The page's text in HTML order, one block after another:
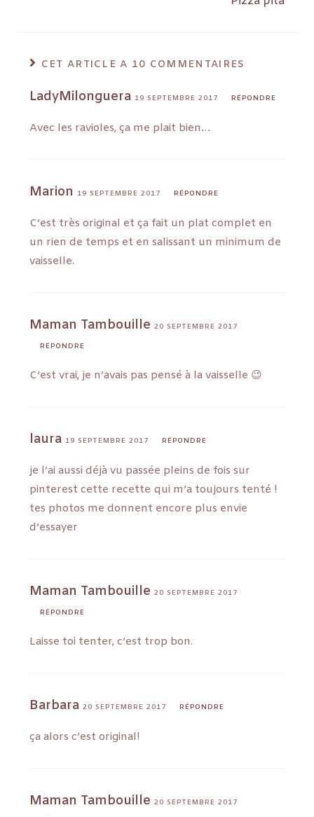
CET ARTICLE A 10 COMMENTAIRES
LadyMilonguera 19 SEPTEMBRE 2017 RÉPONDRE
Avec les ravioles, ça me plait bien…
Marion 19 SEPTEMBRE 2017 RÉPONDRE
C’est très original et ça fait un plat complet en
un rien de temps et en salissant un minimum de
vaisselle.
Maman Tambouille 20 SEPTEMBRE 2017
RÉPONDRE
C’est vrai, je n’avais pas pensé à la vaisselle 😉
laura 19 SEPTEMBRE 2017 RÉPONDRE
je l’ai aussi déjà vu passée pleins de fois sur
pinterest cette recette qui m’a toujours tenté !
tes photos me donnent encore plus envie
d’essayer
Maman Tambouille 20 SEPTEMBRE 2017
RÉPONDRE
Laisse toi tenter, c’est trop bon.
Barbara 20 SEPTEMBRE 2017 RÉPONDRE
ça alors c’est original!
Maman Tambouille 20 SEPTEMBRE 2017